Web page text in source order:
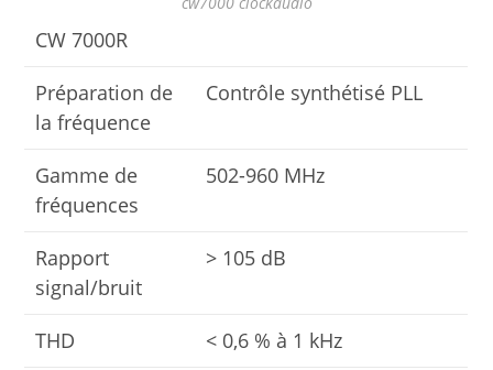
CW 7000R
Préparation de
la fréquence
Contrôle synthétisé PLL
Gamme de
fréquences
502-960 MHz
Rapport
signal/bruit
> 105 dB
THD
< 0,6 % à 1 kHz